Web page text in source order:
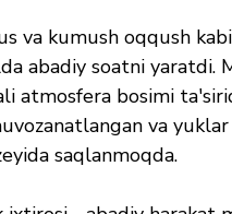
va kumush oqqush
abadiy soatni yaratdi.
atmosfera bosimi
va
saqlanmoqda.